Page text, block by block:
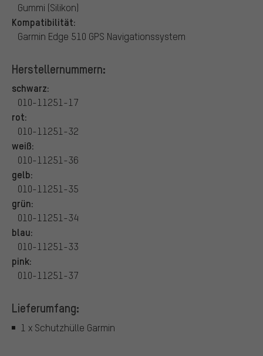
Gummi (Silikon)
Kompatibilität:
Garmin Edge 510 GPS Navigationssystem
Herstellernummern:
schwarz:
010-11251-17
rot:
010-11251-32
weiß:
010-11251-36
gelb:
010-11251-35
grün:
010-11251-34
blau:
010-11251-33
pink:
010-11251-37
Lieferumfang:
1 x Schutzhülle Garmin